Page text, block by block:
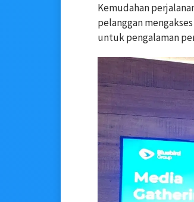
Kemudahan
pelanggan
untuk pengalaman